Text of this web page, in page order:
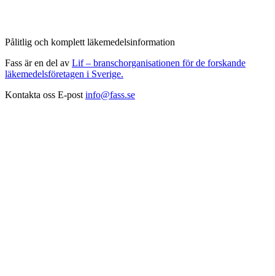
Pålitlig och komplett läkemedelsinformation
Fass är en del av Lif – branschorganisationen för de forskande
läkemedelsföretagen i Sverige.
Kontakta oss E-post info@fass.se